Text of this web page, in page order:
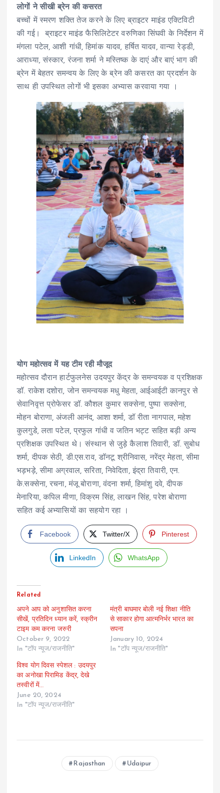
लोगों ने सीखी ब्रेन की कसरत
बच्चों में स्मरण शक्ति तेज करने के लिए ब्राइटर माइंड एक्टिविटी
की गई। ब्राइटर माइंड फैसिलिटेटर वरुणिका सिंघवी के निर्देशन में
मंगला पटेल, आशी गांधी, हिमांक यादव, हर्षित यादव, वान्या रेड्डी,
आराध्या, संस्कार, रंजना शर्मा ने मस्तिष्क के दाएं और बाएं भाग की
ब्रेन में बेहतर समन्वय के लिए के ब्रेन की कसरत का प्रदर्शन के
साथ ही उपस्थित लोगों भी इसका अभ्यास करवाया गया ।
योग महोत्सव में यह टीम रही मौजूद
महोत्सव दौरान हार्टफुलनेस उदयपुर केंद्र के समन्वयक व प्रशिक्षक
डॉ. राकेश दशोरा, जोन समन्वयक मधु मेहता, आईआईटी कानपुर से
सेवानिवृत्त प्रोफेसर डॉ. कौशल कुमार सक्सेना, पुष्पा सक्सेना,
मोहन बोराणा, अंजली आनंद, आशा शर्मा, डॉ रीता नागपाल, महेश
कुलगुडे, लता पटेल, प्रफुल गांधी व जतिन भट्ट सहित बड़ी अन्य
प्रशिक्षक उपस्थित थे। संस्थान से जुड़े कैलाश तिवारी, डॉ. सुबोध
शर्मा, दीपक सेठी, डी.एस.राव, डॉनटू श्रीनिवास, नरेंद्र मेहता, सीमा
भड़भड़े, सीमा अग्रवाल, सरिता, निवेदिता, इंद्रा तिवारी, एन.
के.सक्सेना, रचना, मंजू बोराणा, वंदना शर्मा, हिमांशु दवे, दीपक
मेनारिया, कपिल मीणा, विक्रम सिंह, लाखन सिंह, परेश बोराणा
सहित कई अभ्यासियों का सहयोग रहा ।
Facebook Twitter/X Pinterest
LinkedIn WhatsApp
Related
अपने आप को अनुशासित करना
सीखें, प्रतिदिन ध्यान करें, स्क्रीन
टाइम कम करना जरुरी
October 9, 2022
In "टॉप न्यूज/राजनीति"
मंत्री बाघमार बोली नई शिक्षा नीति
से साकार होगा आत्मनिर्भर भारत का
सपना
January 10, 2024
In "टॉप न्यूज/राजनीति"
विश्व योग दिवस स्पेशल : उदयपुर
का अनोखा पिरामिड केंद्र, देखे
तस्वीरों में…
June 20, 2024
In "टॉप न्यूज/राजनीति"
Rajasthan Udaipur